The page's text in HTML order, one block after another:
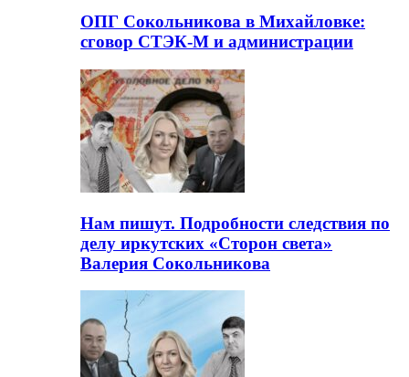
ОПГ Сокольникова в Михайловке:
сговор СТЭК-М и администрации
Нам пишут. Подробности следствия по
делу иркутских «Сторон света»
Валерия Сокольникова